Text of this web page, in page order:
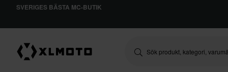
SVERIGES BÄSTA MC-BUTIK